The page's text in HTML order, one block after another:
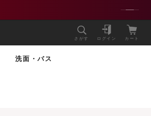
さがす ログイン カート
洗面・バス